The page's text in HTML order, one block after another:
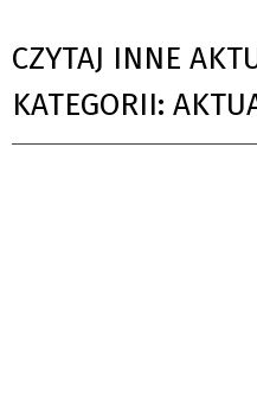
CZYTAJ INNE
KATEGORII: